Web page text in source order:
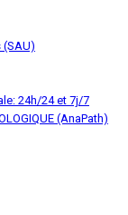
(SAU)
24h/24 et 7j/7
(AnaPath)